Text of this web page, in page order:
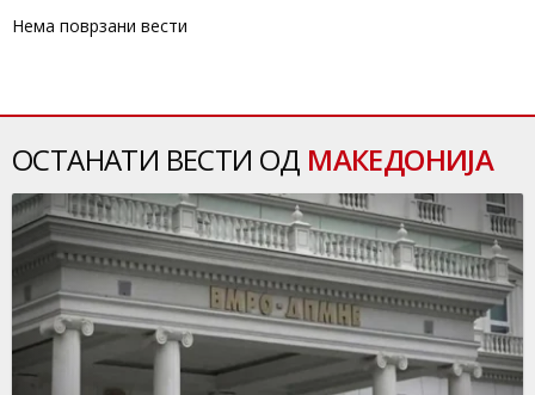
Нема поврзани вести
ОСТАНАТИ ВЕСТИ ОД МАКЕДОНИЈА